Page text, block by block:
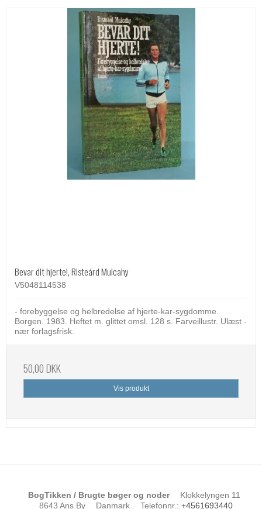
Bevar dit hjerte!, Risteárd Mulcahy
V5048114538
- forebyggelse og helbredelse af hjerte-kar-sygdomme.
Borgen. 1983. Heftet m. glittet omsl. 128 s. Farveillustr. Ulæst -
nær forlagsfrisk.
50,00 DKK
Vis produkt
BogTikken / Brugte bøger og noder
Klokkelyngen 11
8643 Ans By
Danmark Telefonnr. : +4561693440